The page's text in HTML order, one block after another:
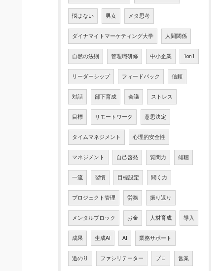
悩まない 男女 メタ思考
ダイナマイトマーケティング大学 人間関係
自然の法則 管理職研修 中小企業 1on1
リーダーシップ フィードバック 信頼
対話 部下育成 会議 ストレス
目標 リモートワーク 意思決定
タイムマネジメント 心理的安全性
マネジメント 自己啓発 質問力 傾聴
一流 習慣 目標設定 聞く力
プロジェクト管理 労務 振り返り
メンタルブロック お金 人材育成 導入
成果 生成AI AI 業務サポート
道のり ファシリテーター プロ 営業